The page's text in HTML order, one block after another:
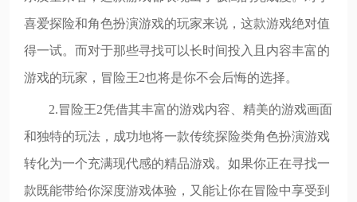
喜爱探险和角色扮演游戏的玩家来说，这款游戏绝对值
得一试。而对于那些寻找可以长时间投入且内容丰富的
游戏的玩家，冒险王2也将是你不会后悔的选择。
2.冒险王2凭借其丰富的游戏内容、精美的游戏画面
和独特的玩法，成功地将一款传统探险类角色扮演游戏
转化为一个充满现代感的精品游戏。如果你正在寻找一
款既能带给你深度游戏体验，又能让你在冒险中享受到